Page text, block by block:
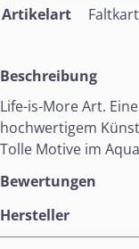
Artikelart
Beschreibung
Life-is-More Art.
hochwertigem
Tolle Motive im
Bewertungen
Hersteller